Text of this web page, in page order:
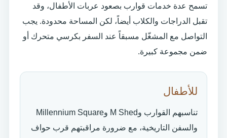
تسمح عدة خدمات قوارب بصعود عربات الأطفال، وقد
تقبل الدراجات والكلاب أيضاً، لكن المساحة محدودة. يجب
التواصل مع المشغّل مسبقاً عند السفر بكرسي متحرك أو
ضمن مجموعة كبيرة.
للأطفال
تناسبهم القوارب وM Shed وMillennium Square
والسفن التاريخية، مع ضرورة مراقبتهم قرب حواف